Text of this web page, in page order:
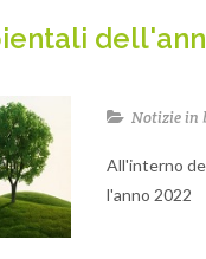
Notizie in
All'interno
l'anno 2022